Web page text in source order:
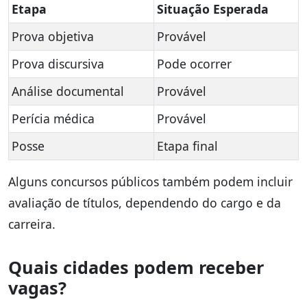
Etapa
Situação Esperada
Prova objetiva
Provável
Prova discursiva
Pode ocorrer
Análise documental
Provável
Perícia médica
Provável
Posse
Etapa final
Alguns concursos públicos também podem incluir
avaliação de títulos, dependendo do cargo e da
carreira.
Quais cidades podem receber
vagas?